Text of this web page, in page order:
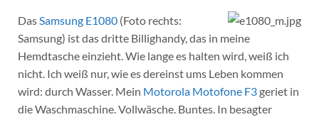
DasSamsung E1080(Foto rechts:
Samsung) ist das dritte Billighandy, das in meine
Hemdtasche einzieht. Wie lange es halten wird, weiß ich
nicht. Ich weiß nur, wie es dereinst ums Leben kommen
wird: durch Wasser. Mein Motorola Motofone F3geriet in
die Waschmaschine. Vollwäsche. Buntes. In besagter